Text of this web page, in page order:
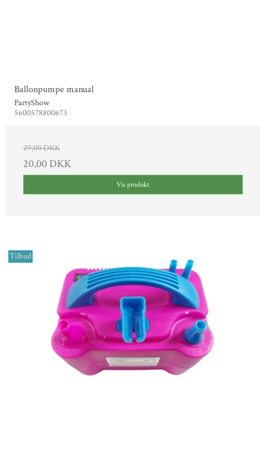
Ballonpumpe manual
PartyShow
5600578800673
29,00 DKK
20,00 DKK
Vis produkt
Tilbud